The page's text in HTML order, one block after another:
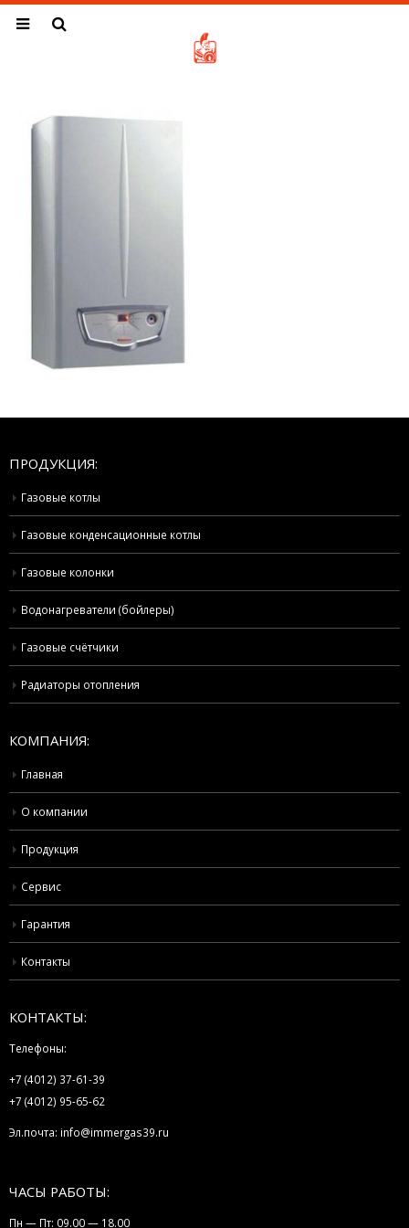
ПРОДУКЦИЯ:
Газовые котлы
Газовые конденсационные котлы
Газовые колонки
Водонагреватели (бойлеры)
Газовые счётчики
Радиаторы отопления
КОМПАНИЯ:
Главная
О компании
Продукция
Сервис
Гарантия
Контакты
КОНТАКТЫ:
Телефоны:
+7 (4012) 37-61-39
+7 (4012) 95-65-62
Эл.почта: info@immergas39.ru
ЧАСЫ РАБОТЫ:
Пн — Пт: 09.00 — 18.00